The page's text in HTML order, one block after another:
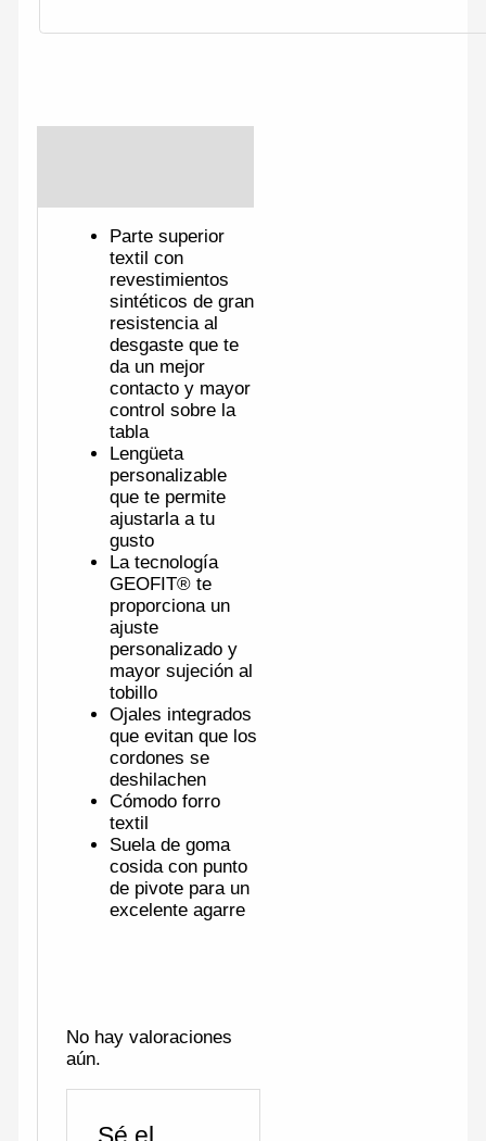
Parte superior
textil con
revestimientos
sintéticos de gran
resistencia al
desgaste que te
da un mejor
contacto y mayor
control sobre la
tabla
Lengüeta
personalizable
que te permite
ajustarla a tu
gusto
La tecnología
GEOFIT® te
proporciona un
ajuste
personalizado y
mayor sujeción al
tobillo
Ojales integrados
que evitan que los
cordones se
deshilachen
Cómodo forro
textil
Suela de goma
cosida con punto
de pivote para un
excelente agarre
No hay valoraciones
aún.